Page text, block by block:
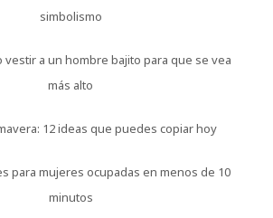
simbolismo
vestir a un hombre bajito para que se vea
más alto
12 ideas que puedes copiar hoy
para mujeres ocupadas en menos de 10
minutos